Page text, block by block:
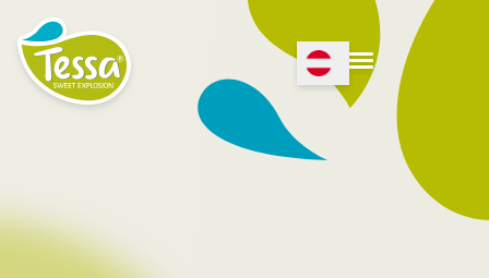
Open Language menu
Open menu